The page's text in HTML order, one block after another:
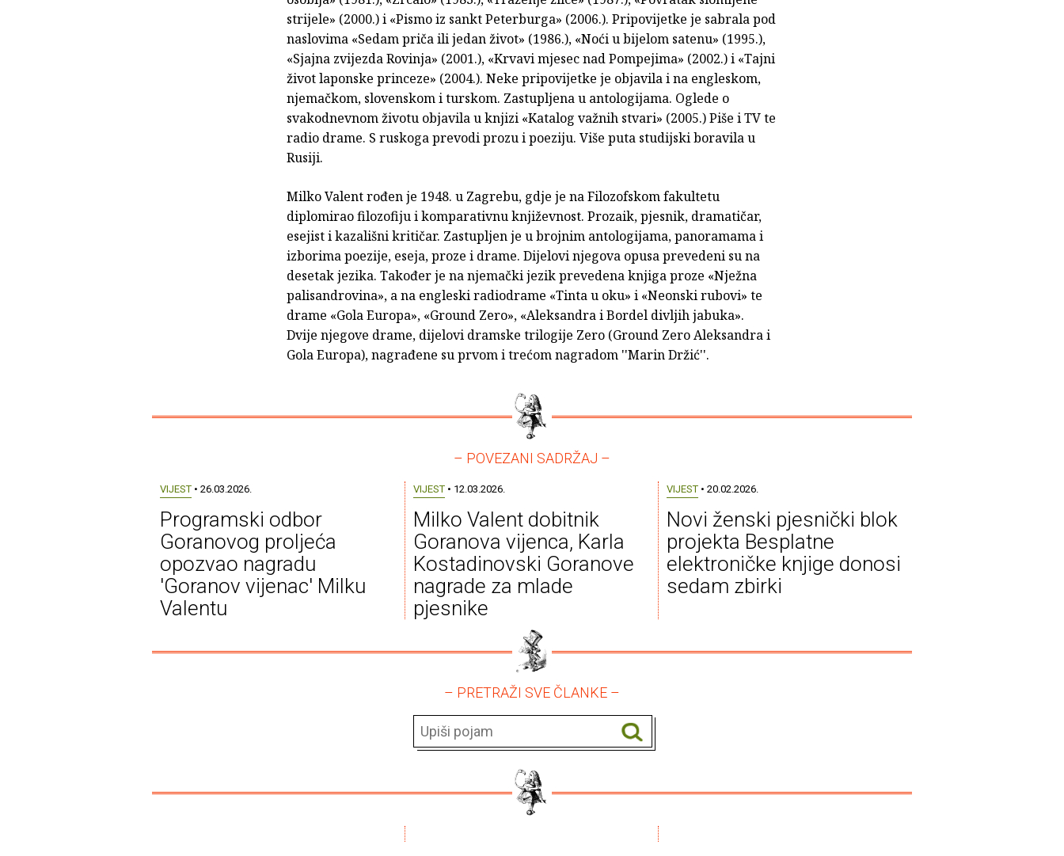
strijele» (2000.) i «Pismo iz sankt Peterburga» (2006.). Pripovijetke je sabrala pod
naslovima «Sedam priča ili jedan život» (1986.), «Noći u bijelom satenu» (1995.),
«Sjajna zvijezda Rovinja» (2001.), «Krvavi mjesec nad Pompejima» (2002.) i «Tajni
život laponske princeze» (2004.). Neke pripovijetke je objavila i na engleskom,
njemačkom, slovenskom i turskom. Zastupljena u antologijama. Oglede o
svakodnevnom životu objavila u knjizi «Katalog važnih stvari» (2005.) Piše i TV te
radio drame. S ruskoga prevodi prozu i poeziju. Više puta studijski boravila u
Rusiji.
Milko Valent rođen je 1948. u Zagrebu, gdje je na Filozofskom fakultetu
diplomirao filozofiju i komparativnu književnost. Prozaik, pjesnik, dramatičar,
esejist i kazališni kritičar. Zastupljen je u brojnim antologijama, panoramama i
izborima poezije, eseja, proze i drame. Dijelovi njegova opusa prevedeni su na
desetak jezika. Također je na njemački jezik prevedena knjiga proze «Nježna
palisandrovina», a na engleski radiodrame «Tinta u oku» i «Neonski rubovi» te
drame «Gola Europa», «Ground Zero», «Aleksandra i Bordel divljih jabuka».
Dvije njegove drame, dijelovi dramske trilogije Zero (Ground Zero Aleksandra i
Gola Europa), nagrađene su prvom i trećom nagradom ''Marin Držić''.
– POVEZANI SADRŽAJ –
VIJEST• 26.03.2026.
Programski odbor
Goranovog proljeća
opozvao nagradu
'Goranov vijenac' Milku
Valentu
VIJEST• 12.03.2026.
Milko Valent dobitnik
Goranova vijenca, Karla
Kostadinovski Goranove
nagrade za mlade
pjesnike
VIJEST• 20.02.2026.
Novi ženski pjesnički blok
projekta Besplatne
elektroničke knjige donosi
sedam zbirki
– PRETRAŽI SVE ČLANKE –